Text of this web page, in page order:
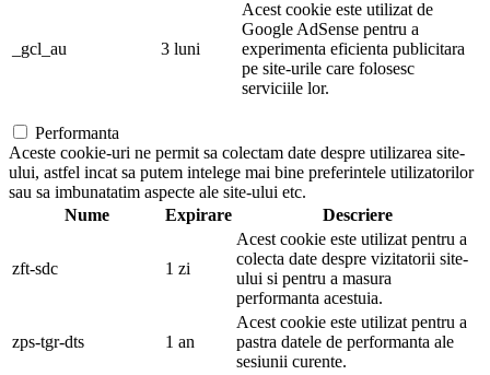
_gcl_au 3 luni
Acest cookie este utilizat de
Google AdSense pentru a
experimenta eficienta publicitara
pe site-urile care folosesc
serviciile lor.
Performanta
Aceste cookie-uri ne permit sa colectam date despre utilizarea site-
ului, astfel incat sa putem intelege mai bine preferintele utilizatorilor
sau sa imbunatatim aspecte ale site-ului etc.
Nume
Expirare Descriere
zft-sdc 1 zi
Acest cookie este utilizat pentru a
colecta date despre vizitatorii site-
ului si pentru a masura
performanta acestuia.
zps-tgr-dts 1 an
Acest cookie este utilizat pentru a
pastra datele de performanta ale
sesiunii curente.